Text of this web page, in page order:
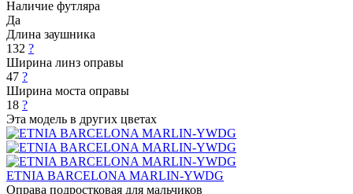
Наличие футляра
Да
Длина заушника
132 ?
Ширина линз оправы
47 ?
Ширина моста оправы
18 ?
Эта модель в других цветах
ETNIA BARCELONA MARLIN-YWDG
Оправа подростковая для мальчиков